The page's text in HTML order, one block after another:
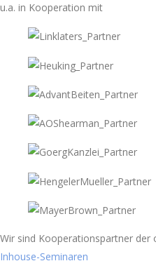
u.a. in Kooperation mit
Wir sind Kooperationspartner der
Inhouse-Seminaren